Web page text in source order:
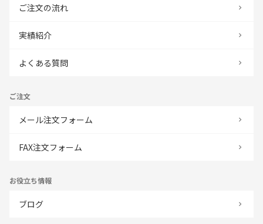
ご注文の流れ
実績紹介
よくある質問
ご注文
メール注文フォーム
FAX注文フォーム
お役立ち情報
ブログ